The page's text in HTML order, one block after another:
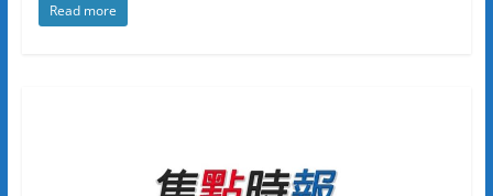
Read more